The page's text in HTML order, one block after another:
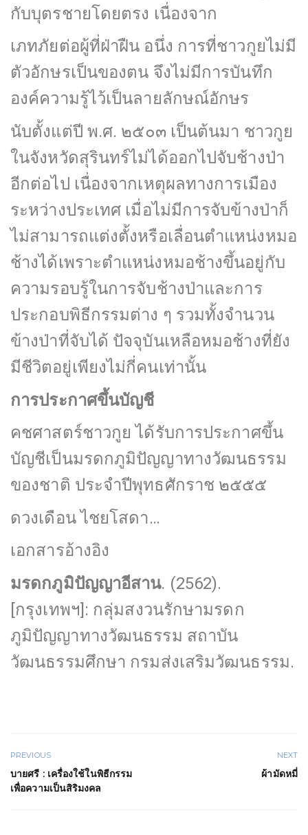
กับบุตรชายโดยตรง เนื่องจาก
เภทภัยต่อผู้ที่ฝ่าฝืน อนึ่ง การที่ชาวกูยไม่มี
ตัวอักษรเป็นของตน จึงไม่มีการบันทึก
องค์ความรู้ไว้เป็นลายลักษณ์อักษร
นับตั้งแต่ปี พ.ศ. ๒๕๐๓ เป็นต้นมา ชาวกูย
ในจังหวัดสุรินทร์ไม่ได้ออกไปจับช้างป่า
อีกต่อไป เนื่องจากเหตุผลทางการเมือง
ระหว่างประเทศ เมื่อไม่มีการจับข้างป่าก็
ไม่สามารถแต่งตั้งหรือเลื่อนตำแหน่งหมอ
ช้างได้เพราะตำแหน่งหมอช้างขึ้นอยู่กับ
ความรอบรู้ในการจับช้างป่าและการ
ประกอบพิธีกรรมต่าง ๆ รวมทั้งจำนวน
ข้างป่าที่จับได้ ปัจจุบันเหลือหมอช้างที่ยัง
มีชีวิตอยู่เพียงไม่กี่คนเท่านั้น
การประกาศขึ้นบัญชี
คชศาสตร์ชาวกูย ได้รับการประกาศขึ้น
บัญชีเป็นมรดกภูมิปัญญาทางวัฒนธรรม
ของชาติ ประจำปีพุทธศักราช ๒๕๕๕
ดวงเดือน ไชยโสดา…
เอกสารอ้างอิง
มรดกภูมิปัญญาอีสาน. (2562).
[กรุงเทพฯ]: กลุ่มสงวนรักษามรดก
ภูมิปัญญาทางวัฒนธรรม สถาบัน
วัฒนธรรมศึกษา กรมส่งเสริมวัฒนธรรม.
PREVIOUS
บายศรี : เครื่องใช้ในพิธีกรรม
เพื่อความเป็นสิริมงคล
NEXT
ผ้ามัดหมี่